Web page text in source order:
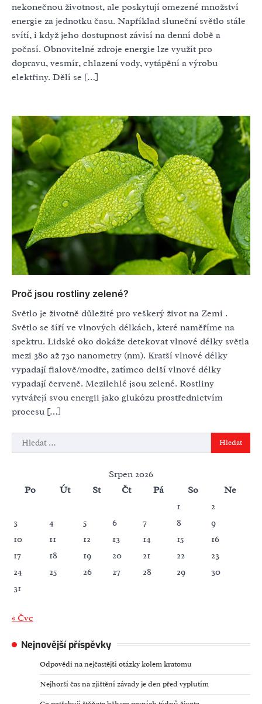
nekonečnou životnost, ale poskytují omezené množství
energie za jednotku času. Například sluneční světlo stále
svítí, i když jeho dostupnost závisí na denní době a
počasí. Obnovitelné zdroje energie lze využít pro
dopravu, vesmír, chlazení vody, vytápění a výrobu
elektřiny. Dělí se […]
Proč jsou rostliny zelené?
Světlo je životně důležité pro veškerý život na Zemi .
Světlo se šíří ve vlnových délkách, které naměříme na
spektru. Lidské oko dokáže detekovat vlnové délky světla
mezi 380 až 730 nanometry (nm). Kratší vlnové délky
vypadají fialově/modře, zatímco delší vlnové délky
vypadají červeně. Mezilehlé jsou zelené. Rostliny
vytvářejí svou energii jako glukózu prostřednictvím
procesu […]
Vyhledávání
Srpen 2026
Po
Út St Čt Pá So
Ne
1
2
3
4 5 6 7 8
9
10
11 12 13 14 15
16
17
18 19 20 21 22
23
24
25 26 27 28 29
30
31
« Čvc
Nejnovější příspěvky
Odpovědi na nejčastější otázky kolem kratomu
Nejhorší čas na zjištění závady je den před vyplutím